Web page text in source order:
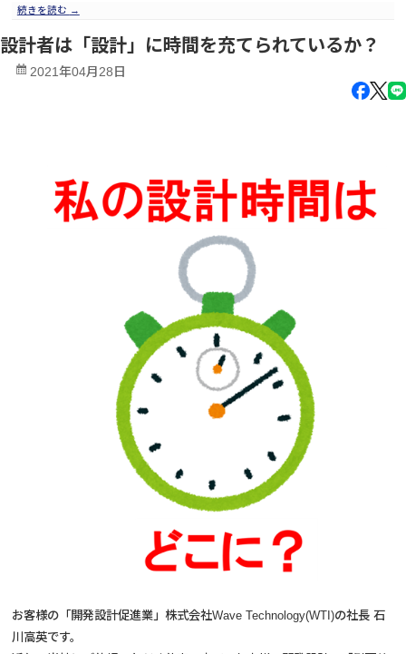
続きを読む →
設計者は「設計」に時間を充てられているか？
2021年04月28日
お客様の「開発設計促進業」株式会社Wave Technology(WTI)の社長 石
川高英です。